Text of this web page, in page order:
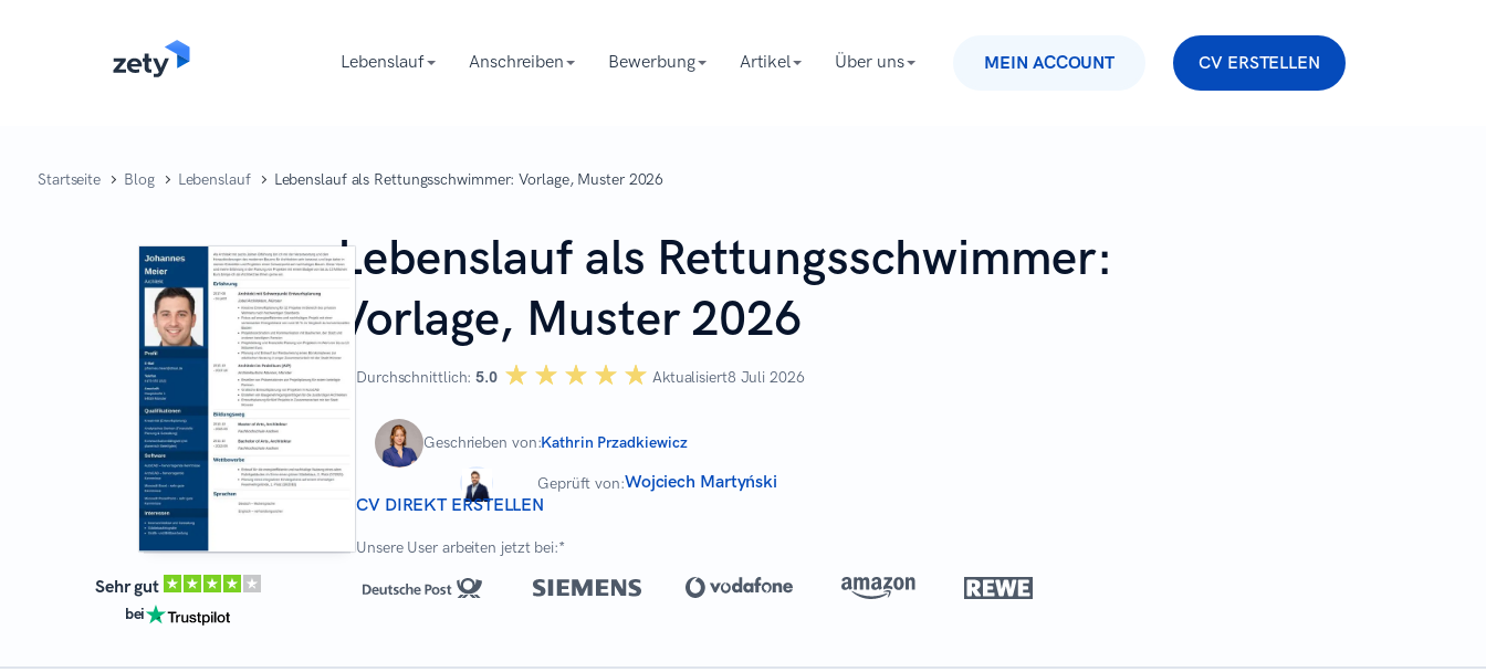
Lebenslauf Anschreiben Bewerbung Artikel Über uns CV ERSTELLEN
MEIN ACCOUNT
Startseite Blog Lebenslauf Lebenslauf als Rettungsschwimmer: Vorlage, Muster 2026
Sehr gut
bei
Lebenslauf als Rettungsschwimmer:
Vorlage, Muster 2026
Durchschnittlich:5.0 ☆☆☆☆☆
★★★★★ Aktualisiert8 Juli 2026
Geschrieben von:Kathrin Przadkiewicz
Geprüft von:Wojciech Martyński
CV DIREKT ERSTELLEN
Unsere User arbeiten jetzt bei:*